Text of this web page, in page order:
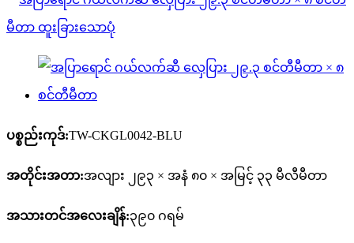
ပစ္စည်းကုဒ်:TW-CKGL0042-BLU
အတိုင်းအတာ:အလျား ၂၉၃ × အနံ ၈၀ × အမြင့် ၃၃ မီလီမီတာ
အသားတင်အလေးချိန်:၃၉၀ ဂရမ်